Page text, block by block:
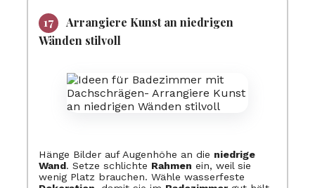
Arrangiere Kunst an niedrigen
Wänden stilvoll
Hänge Bilder auf Augenhöhe an die niedrige
Wand. Setze schlichte Rahmen ein, weil sie
wenig Platz brauchen. Wähle wasserfeste